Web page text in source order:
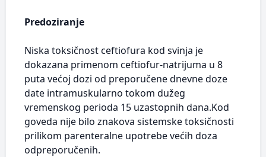
Predoziranje
Niska toksičnost ceftiofura kod svinja je
dokazana primenom ceftiofur-natrijuma u 8
puta većoj dozi od preporučene dnevne doze
date intramuskularno tokom dužeg
vremenskog perioda 15 uzastopnih dana.Kod
goveda nije bilo znakova sistemske toksičnosti
prilikom parenteralne upotrebe većih doza
odpreporučenih.